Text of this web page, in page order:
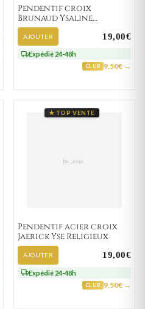
Pendentif croix
Brunaud Ysaline
Religieux
AJOUTER 19,00€
Expédié 24-48h
CLUB 9,50€ →
★ TOP VENTE
Pendentif acier croix
Jaerick Yse Religieux
AJOUTER 19,00€
Expédié 24-48h
CLUB 9,50€ →